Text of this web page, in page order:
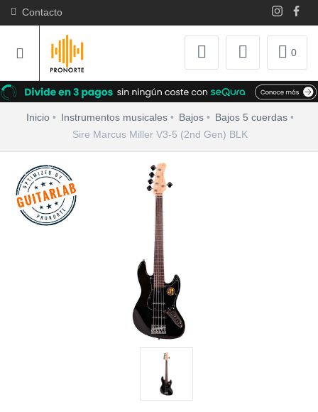
Contacto
0
Inicio Instrumentos musicales Bajos
Bajos 5 cuerdas
Sire Marcus Miller V3-5 (2nd Gen) BLK